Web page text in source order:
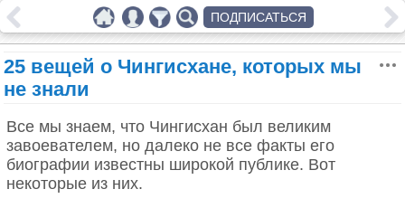
25 вещей о Чингисхане, которых мы
не знали
Все мы знаем, что Чингисхан был великим
завоевателем, но далеко не все факты его
биографии известны широкой публике. Вот
некоторые из них.
ПОДПИСАТЬСЯ